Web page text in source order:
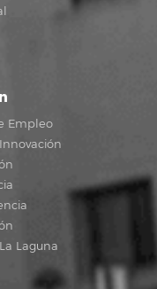
Empleo
Laguna